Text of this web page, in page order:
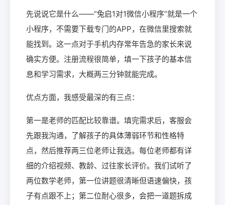
先说说它是什么——“兔启1对1微信小程序”就是一个
小程序，不需要下载专门的APP，在微信里搜索就
能找到。这一点对于手机内存常年告急的家长来说
确实方便。注册流程很简单，填一下孩子的基本信
息和学习需求，大概两三分钟就能完成。
优点方面，我感受最深的有三点：
第一是老师的匹配比较靠谱。填完需求后，客服会
先跟我沟通，了解孩子的具体薄弱环节和性格特
点，然后推荐两三位老师让我选。每位老师都有详
细的介绍视频、教龄、过往家长评价。我们试听了
两位数学老师，第一位讲题很清晰但语速偏快，孩
子有点跟不上；第二位耐心很多，会把一道题拆成